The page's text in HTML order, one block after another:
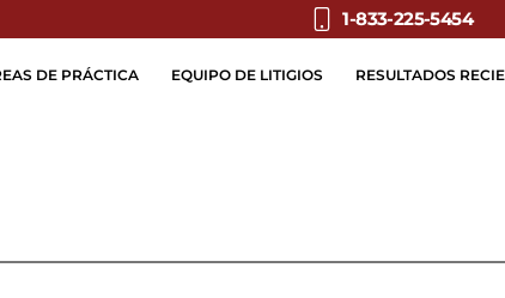
1-833-225-5454
DE PRÁCTICA EQUIPO DE LITIGIOS RESULTADOS